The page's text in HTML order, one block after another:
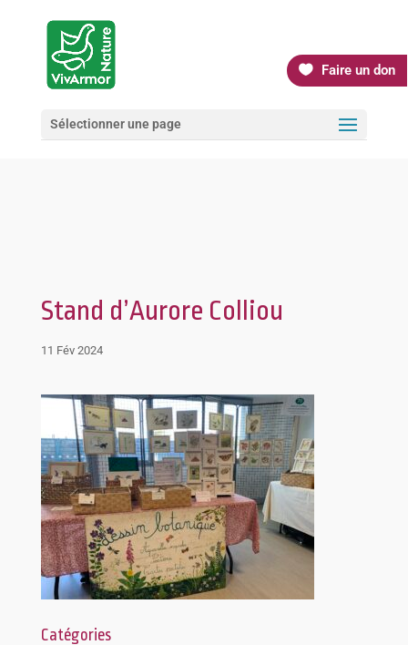
Faire un don
Sélectionner une page
Stand d’Aurore Colliou
11 Fév 2024
Catégories